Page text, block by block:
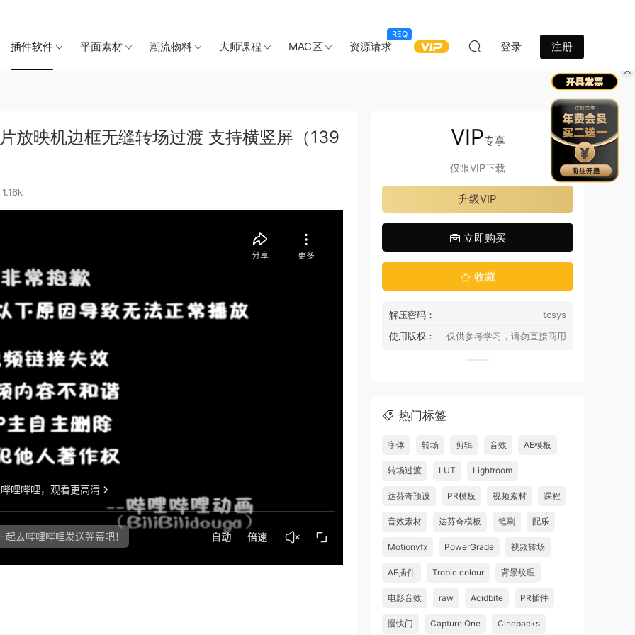
插件软件 平面素材 潮流物料 大师课程 MAC区 资源请求
REQ
登录 注册
放映机边框无缝转场过渡 支持横竖屏（139
1.16k
VIP专享
仅限VIP下载
升级VIP
立即购买
收藏
解压密码：
tcsys
使用版权：
仅供参考学习，请勿直接商用
热门标签
字体 转场 剪辑 音效 AE模板
转场过渡 LUT Lightroom
达芬奇预设 PR模板 视频素材 课程
音效素材 达芬奇模板 笔刷 配乐
Motionvfx PowerGrade 视频转场
AE插件 Tropic colour 背景纹理
电影音效 raw Acidbite PR插件
慢快门 Capture One Cinepacks